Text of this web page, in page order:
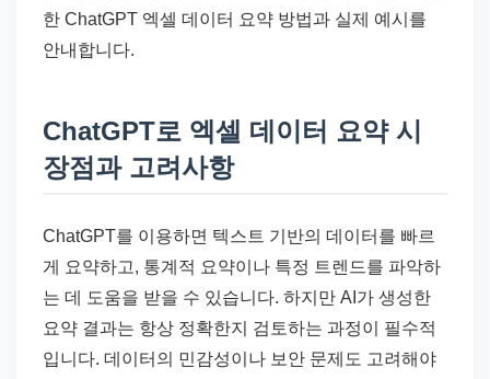
한 ChatGPT 엑셀 데이터 요약 방법과 실제 예시를
안내합니다.
ChatGPT로 엑셀 데이터 요약 시
장점과 고려사항
ChatGPT를 이용하면 텍스트 기반의 데이터를 빠르
게 요약하고, 통계적 요약이나 특정 트렌드를 파악하
는 데 도움을 받을 수 있습니다. 하지만 AI가 생성한
요약 결과는 항상 정확한지 검토하는 과정이 필수적
입니다. 데이터의 민감성이나 보안 문제도 고려해야